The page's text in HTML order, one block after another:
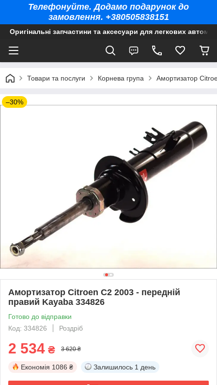
Телефонуйте. Додамо подарунок до
замовлення. +380505838151
Оригінальні запчастини та аксесуари для легкових
Товари та послуги Корнева група Амортизатор
–30%
Амортизатор Citroen C2 2003 - передній
правий Kayaba 334826
Готово до відправки
Код: 334826
Роздріб
2 534 ₴ 3 620 ₴
Економія 1086 ₴ Залишилось 1 день